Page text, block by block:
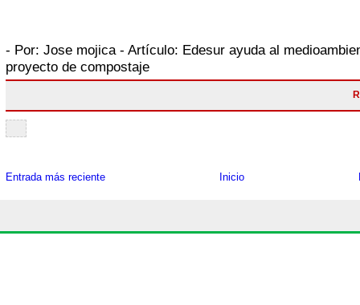
- Por: Jose mojica- Artículo: Edesur ayuda al
proyecto de compostaje
Entrada más reciente Inicio